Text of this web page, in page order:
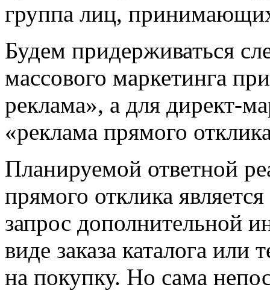
группа лиц,
Будем придерживаться
массового маркетинга
реклама», а для директ-
«реклама прямого
Планируемой ответной
прямого отклика
запрос дополнительной
виде заказа каталога или
на покупку. Но сама